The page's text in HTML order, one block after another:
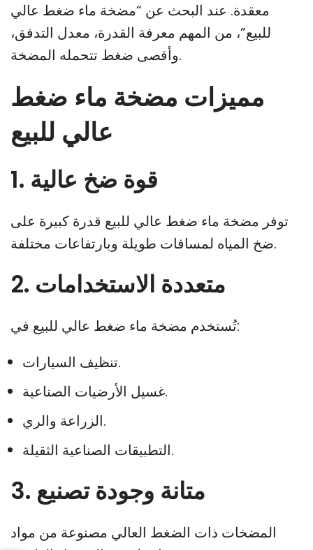
معقدة. عند البحث عن “مضخة ماء ضغط عالي
للبيع”، من المهم معرفة القدرة، معدل التدفق،
وأقصى ضغط تتحمله المضخة.
مميزات مضخة ماء ضغط
عالي للبيع
1. قوة ضخ عالية
توفر مضخة ماء ضغط عالي للبيع قدرة كبيرة على
ضخ المياه لمسافات طويلة وبارتفاعات مختلفة.
2. متعددة الاستخدامات
تُستخدم مضخة ماء ضغط عالي للبيع في:
تنظيف السيارات.
غسيل الأرضيات الصناعية.
الزراعة والري.
التطبيقات الصناعية الثقيلة.
3. متانة وجودة تصنيع
المضخات ذات الضغط العالي مصنوعة من مواد